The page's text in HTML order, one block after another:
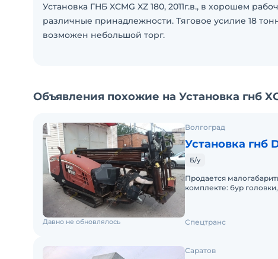
Установка ГНБ XCMG XZ 180, 2011г.в., в хорошем
различные принадлежности. Тяговое усилие 18
возможен небольшой торг.
Объявления похожие на Установка гнб
Волгоград
Установка гнб
Б/у
Продается
комплекте: бур
Давно не обновлялось Спецтранс
Саратов